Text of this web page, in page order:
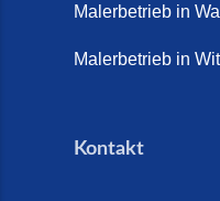
Malerbetrieb in
Malerbetrieb in
Kontakt